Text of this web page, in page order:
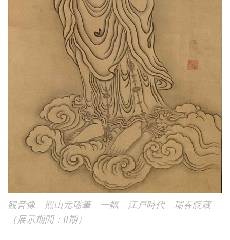
観音像 照山元瑶筆 一幅 江戸時代 瑞春院蔵
（展示期間：II期）